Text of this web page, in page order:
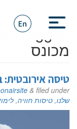
Tagged:
מכונס
טיסה אירובטית:
& filed under
שלנו, טיסות חוויה,